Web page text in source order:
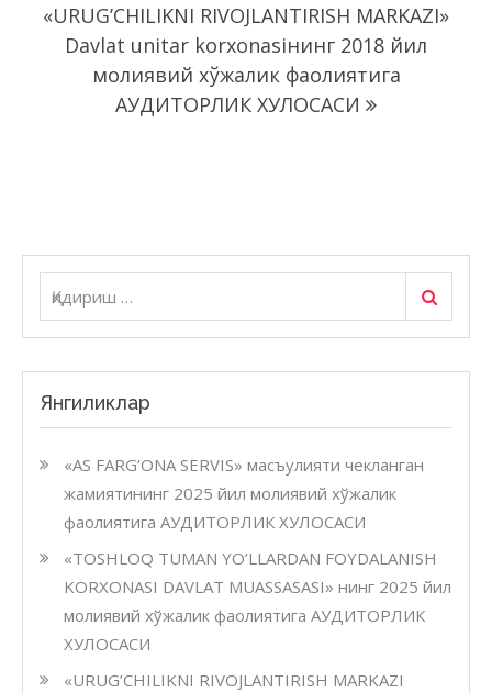
«URUG’CHILIKNI RIVOJLANTIRISH MARKAZI»
Davlat unitar korxonasiнинг 2018 йил
молиявий хўжалик фаолиятига
АУДИТОРЛИК ХУЛОСАСИ
Янгиликлар
«AS FARG’ONA SERVIS» масъулияти чекланган
жамиятининг 2025 йил молиявий хўжалик
фаолиятига АУДИТОРЛИК ХУЛОСАСИ
«TOSHLOQ TUMAN YO’LLARDAN FOYDALANISH
KORXONASI DAVLAT MUASSASASI» нинг 2025 йил
молиявий хўжалик фаолиятига АУДИТОРЛИК
ХУЛОСАСИ
«URUG’CHILIKNI RIVOJLANTIRISH MARKAZI